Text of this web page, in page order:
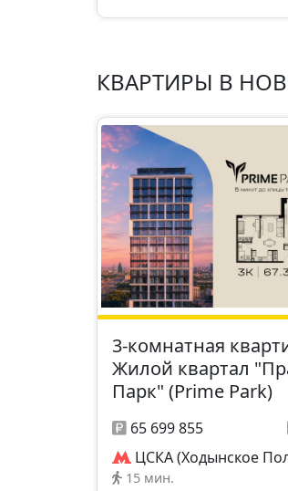
КВАРТИРЫ В
3-комнатная
Жилой квартал
Парк" (Prime Park)
65 699 855
ЦСКА (Ходынское
15 мин.